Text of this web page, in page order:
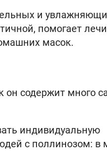
и
помогает
масок.
содержит много
индивидуальную
с поллинозом: в